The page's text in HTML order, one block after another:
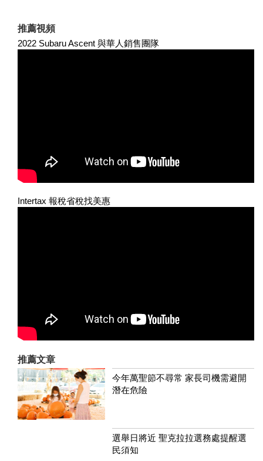
推薦視頻
2022 Subaru Ascent 與華人銷售團隊
Intertax 報稅省稅找美惠
推薦文章
今年萬聖節不尋常 家長司機需避開
潛在危險
選舉日將近 聖克拉拉選務處提醒選
民須知